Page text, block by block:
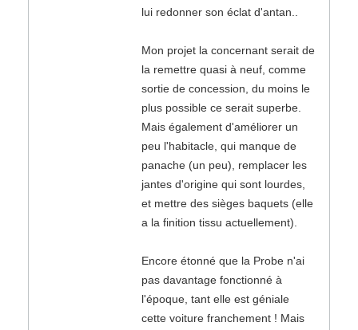
lui redonner son éclat d'antan..
Mon projet la concernant serait de
la remettre quasi à neuf, comme
sortie de concession, du moins le
plus possible ce serait superbe.
Mais également d'améliorer un
peu l'habitacle, qui manque de
panache (un peu), remplacer les
jantes d'origine qui sont lourdes,
et mettre des sièges baquets (elle
a la finition tissu actuellement).
Encore étonné que la Probe n'ai
pas davantage fonctionné à
l'époque, tant elle est géniale
cette voiture franchement ! Mais